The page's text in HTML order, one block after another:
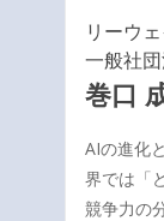
リーウ
一般社
巻口
AIの進化
界では「
競争力の